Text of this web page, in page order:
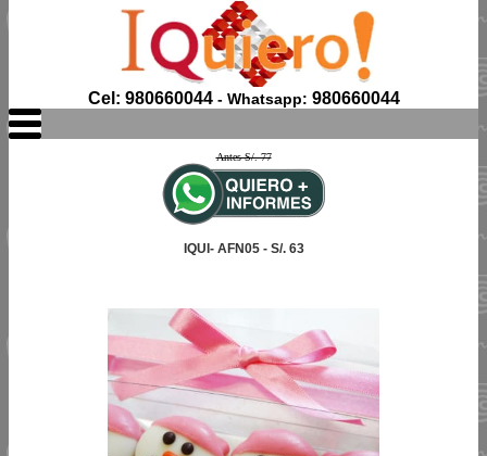
Cel: 980660044- Whatsapp: 980660044
Antes S/. 77
IQUI- AFN05 - S/. 63